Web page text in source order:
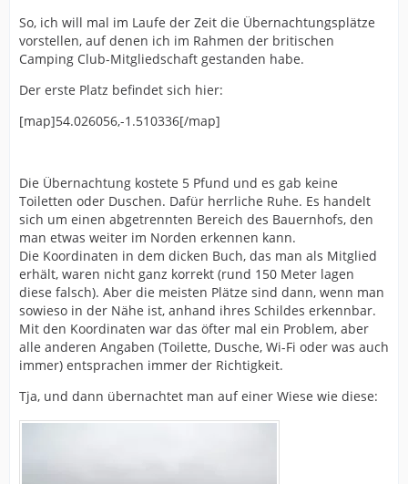
So, ich will mal im Laufe der Zeit die Übernachtungsplätze
vorstellen, auf denen ich im Rahmen der britischen
Camping Club-Mitgliedschaft gestanden habe.
Der erste Platz befindet sich hier:
[map]54.026056,-1.510336[/map]
Die Übernachtung kostete 5 Pfund und es gab keine
Toiletten oder Duschen. Dafür herrliche Ruhe. Es handelt
sich um einen abgetrennten Bereich des Bauernhofs, den
man etwas weiter im Norden erkennen kann.
Die Koordinaten in dem dicken Buch, das man als Mitglied
erhält, waren nicht ganz korrekt (rund 150 Meter lagen
diese falsch). Aber die meisten Plätze sind dann, wenn man
sowieso in der Nähe ist, anhand ihres Schildes erkennbar.
Mit den Koordinaten war das öfter mal ein Problem, aber
alle anderen Angaben (Toilette, Dusche, Wi-Fi oder was auch
immer) entsprachen immer der Richtigkeit.
Tja, und dann übernachtet man auf einer Wiese wie diese: